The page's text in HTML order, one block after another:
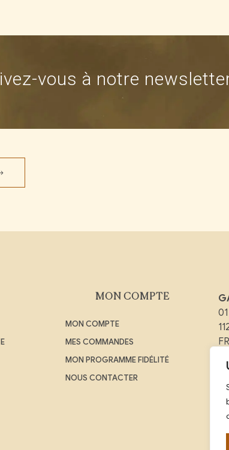
vous à notre
MON COMPTE
MON COMPTE
MES COMMANDES
MON PROGRAMME FIDÉLITÉ
NOUS CONTACTER